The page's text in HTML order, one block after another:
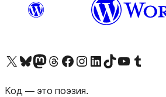
Посетите нас в X (ранее Twitter)
Посетите нашу учётную запись в Bluesky
Посетите нашу ленту в Mastodon
Посетите нашу учётную запись в Threads
Посетите нашу страницу на Facebook
Посетите наш Instagram
Посетите нашу страницу в LinkedIn
Посетите нашу учётную запись в TikTok
Посетите наш канал YouTube
Посетите нашу учётную запись в Tumblr
Код — это поэзия.